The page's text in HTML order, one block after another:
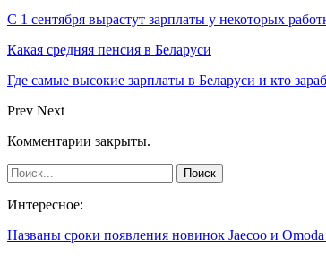
С 1 сентября вырастут зарплаты у некоторых
Какая средняя пенсия в Беларуси
Где самые высокие зарплаты в Беларуси и кто
Prev Next
Комментарии закрыты.
Интересное:
Названы сроки появления новинок Jaecoo и